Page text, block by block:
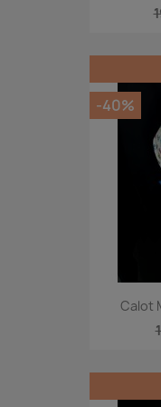
Calot
-40%